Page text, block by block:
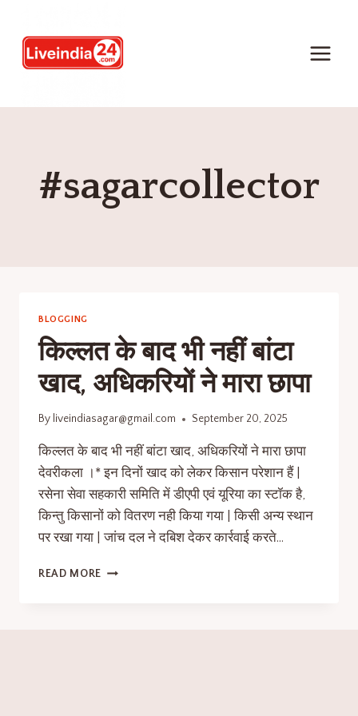
#sagarcollector
BLOGGING
किल्लत के बाद भी नहीं बांटा
खाद, अधिकरियों ने मारा छापा
By liveindiasagar@gmail.com September 20, 2025
किल्लत के बाद भी नहीं बांटा खाद, अधिकरियों ने मारा छापा
देवरीकला ।* इन दिनों खाद को लेकर किसान परेशान हैं |
रसेना सेवा सहकारी समिति में डीएपी एवं यूरिया का स्टॉक है,
किन्तु किसानों को वितरण नही किया गया | किसी अन्य स्थान
पर रखा गया | जांच दल ने दबिश देकर कार्रवाई करते…
READ MORE